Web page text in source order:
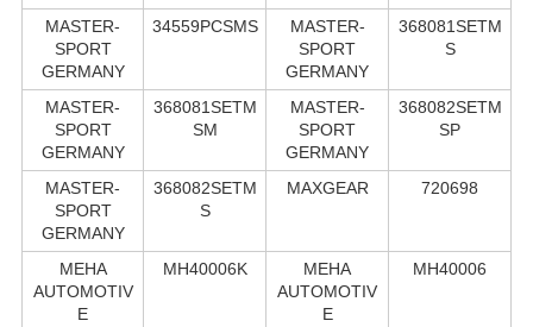
MASTER-
SPORT
GERMANY
34559PCSMS
MASTER-
SPORT
GERMANY
368081SETM
S
MASTER-
SPORT
GERMANY
368081SETM
SM
MASTER-
SPORT
GERMANY
368082SETM
SP
MASTER-
SPORT
GERMANY
368082SETM
S
MAXGEAR 720698
MEHA
AUTOMOTIV
E
MH40006K
MEHA
AUTOMOTIV
E
MH40006